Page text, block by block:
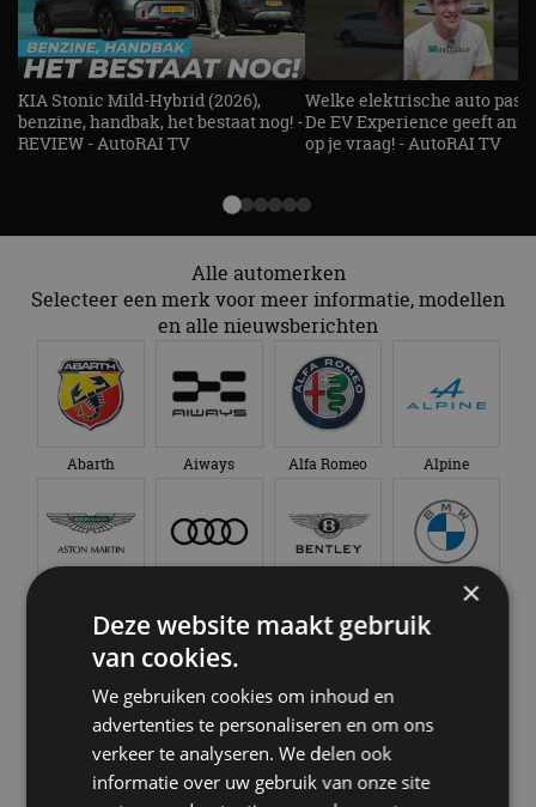
KIA Stonic Mild-Hybrid (2026),
benzine, handbak, het bestaat nog! -
REVIEW - AutoRAI TV
Welke elektrische auto past
De EV Experience geeft
op je vraag! - AutoRAI TV
Alle automerken
Selecteer een merk voor meer informatie, modellen
en alle nieuwsberichten
Abarth Aiways Alfa Romeo Alpine
BMW
BYD
×
Deze website maakt gebruik
van cookies.
We gebruiken cookies om inhoud en
advertenties te personaliseren en om ons
verkeer te analyseren. We delen ook
informatie over uw gebruik van onze site